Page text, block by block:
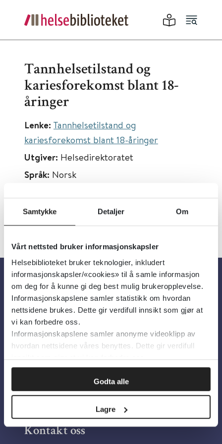
Samtykke Detaljer Om
Vårt nettsted bruker informasjonskapsler
Helsebiblioteket bruker teknologier, inkludert
informasjonskapsler/«cookies» til å samle informasjon
om deg for å kunne gi deg best mulig brukeropplevelse.
Informasjonskapslene samler statistikk om hvordan
nettsidene brukes. Dette gir verdifull innsikt som gjør at
vi kan forbedre oss.
Informasjonskapslene samler anonyme videoklipp av
hvordan nettsidene våres benyttes. Dette gir verdifull
innsikt som gjør at vi kan forbedre oss.
Godta alle
Lagre
Tannhelsetilstand og
kariesforekomst blant 18-
åringer
Lenke: Tannhelsetilstand og
kariesforekomst blant 18-åringer
Utgiver: Helsedirektoratet
Språk: Norsk
Om oss
Om Helsebiblioteket
Personvern og informasjonskapsler
Tilgjengelighetserklæring
Bilder fra Colourbox.com
Kontakt oss